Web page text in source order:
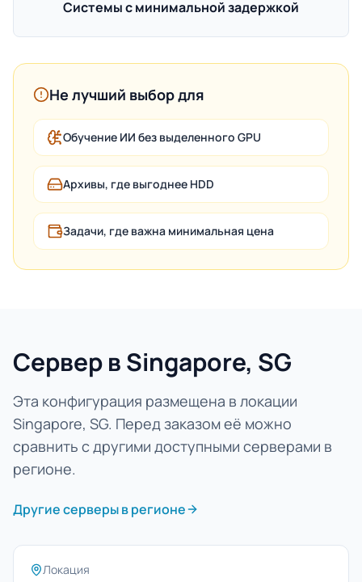
Системы с минимальной задержкой
Не лучший выбор для
Обучение ИИ без выделенного GPU
Архивы, где выгоднее HDD
Задачи, где важна минимальная цена
Сервер в Singapore, SG
Эта конфигурация размещена в локации
Singapore, SG. Перед заказом её можно
сравнить с другими доступными серверами в
регионе.
Другие серверы в регионе
Локация